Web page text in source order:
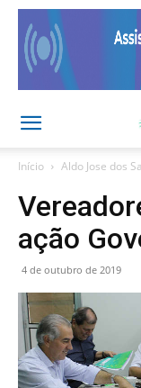
Início Aldo Jose dos
ação
4 de outubro de 2019